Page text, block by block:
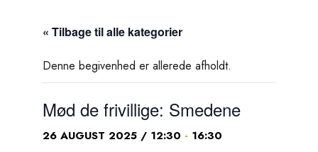
« Tilbage til alle kategorier
Denne begivenhed er allerede afholdt.
Mød de frivillige: Smedene
26 AUGUST 2025 / 12:30 - 16:30